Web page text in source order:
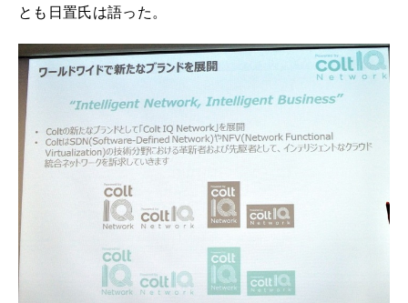
とも日置氏は語った。